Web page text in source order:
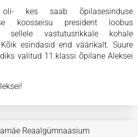
kes saab õpilasesinduse
koosseisu president loobus
sellele vastutusrikkale kohale
esindasid end väärikalt. Suure
valitud 11.klassi õpilane Aleksei
Reaalgümnaasium